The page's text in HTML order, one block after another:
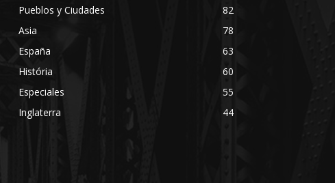
Pueblos y Ciudades
82
Asia
78
España
63
História
60
Especiales
55
Inglaterra
44